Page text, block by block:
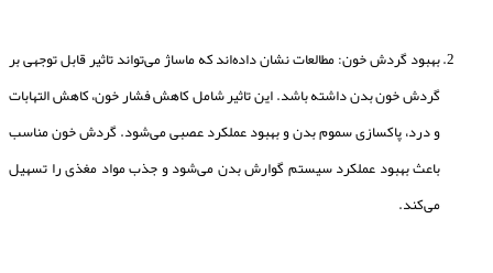
بهبود گردش خون: مطالعات نشان داده‌اند که ماساژ می‌تواند تاثیر قابل توجهی بر
گردش خون بدن داشته باشد. این تاثیر شامل کاهش فشار خون، کاهش التهابات
و درد، پاکسازی سموم بدن و بهبود عملکرد عصبی می‌شود. گردش خون مناسب
باعث بهبود عملکرد سیستم گوارش بدن می‌شود و جذب مواد مغذی را تسهیل
می‌کند.